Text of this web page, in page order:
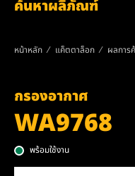
ค้นหาผลิภัณฑ์
หน้าหลัก แค็ตตาล็อก ผลการ
กรองอากาศ
WA9768
พร้อมใช้งาน